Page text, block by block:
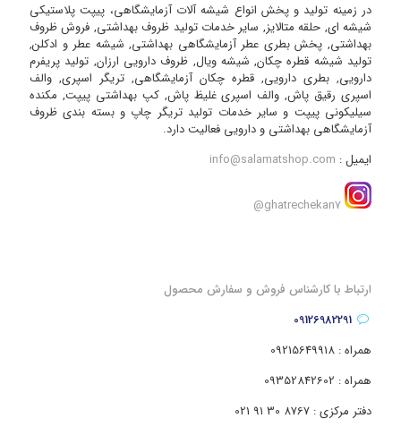
در زمینه تولید و پخش انواع شیشه آلات آزمایشگاهی، پیپت پلاستیکی
شیشه ای, حلقه متالایز, سایر خدمات تولید ظروف بهداشتی, فروش ظروف
بهداشتی, پخش بطری عطر آزمایشگاهی بهداشتی, شیشه عطر و ادکلن,
تولید شیشه قطره چکان, شیشه ویال, ظروف دارویی ارزان, تولید پریفرم
دارویی, بطری دارویی, قطره چکان آزمایشگاهی, تریگر اسپری, والف
اسپری رقیق پاش, والف اسپری غلیظ پاش, کپ بهداشتی پیپت, مکنده
سیلیکونی پیپت و سایر خدمات تولید تریگر چاپ و بسته بندی ظروف
آزمایشگاهی بهداشتی و دارویی فعالیت دارد.
ایمیل : info@salamatshop.com
ghatrechekan7@
ارتباط با کارشناس فروش و سفارش محصول
09126982291
همراه : 09215649918
همراه : 09352842602
دفتر مرکزی : 8767 30 91 021